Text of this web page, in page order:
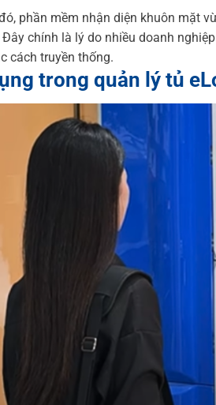
phần mềm nhận diện khuôn mặt
chính là lý do nhiều doanh
cách truyền thống.
trong quản lý tủ